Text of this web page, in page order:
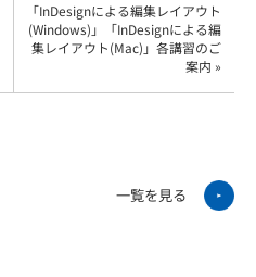
「InDesignによる編集レイアウト
(Windows)」「InDesignによる編
集レイアウト(Mac)」各講習のご
案内 »
一覧を見る